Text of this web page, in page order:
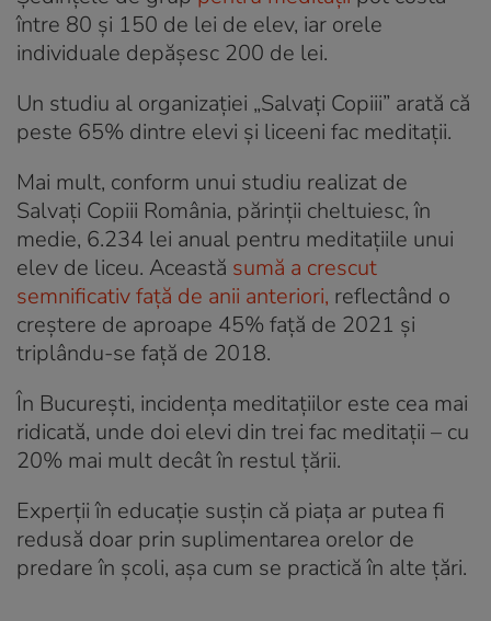
între 80 și 150 de lei de elev, iar orele
individuale depășesc 200 de lei.
Un studiu al organizației „Salvați Copiii” arată că
peste 65% dintre elevi și liceeni fac meditații.
Mai mult, conform unui studiu realizat de
Salvați Copiii România, părinții cheltuiesc, în
medie, 6.234 lei anual pentru meditațiile unui
elev de liceu. Această sumă a crescut
semnificativ față de anii anteriori, reflectând o
creștere de aproape 45% față de 2021 și
triplându-se față de 2018.
În București, incidența meditațiilor este cea mai
ridicată, unde doi elevi din trei fac meditații – cu
20% mai mult decât în restul țării.
Experții în educație susțin că piața ar putea fi
redusă doar prin suplimentarea orelor de
predare în școli, așa cum se practică în alte țări.